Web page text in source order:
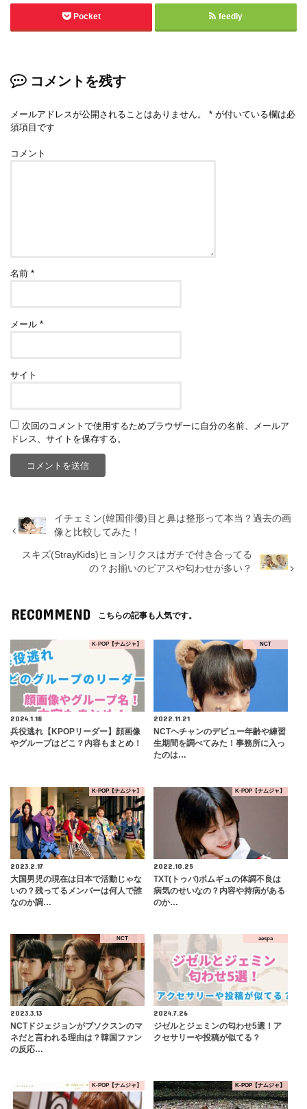
Pocket feedly
コメントを残す
メールアドレスが公開されることはありません。 * が付いている欄は必
須項目です
コメント
名前*
メール*
サイト
次回のコメントで使用するためブラウザーに自分の名前、メールア
ドレス、サイトを保存する。
イチェミン(韓国俳優)目と鼻は整形って本当？過去の画
像と比較してみた！
スキズ(StrayKids)ヒョンリクスはガチで付き合ってる
の？お揃いのピアスや匂わせが多い？
RECOMMEND こちらの記事も人気です。
K-POP【ナムジャ】
2024.1.18
兵役逃れ【KPOPリーダー】顔画像
やグループはどこ？内容もまとめ！
NCT
2022.11.21
NCTヘチャンのデビュー年齢や練習
生期間を調べてみた！事務所に入っ
たのは…
K-POP【ナムジャ】
2023.2.17
大国男児の現在は日本で活動じゃな
いの？残ってるメンバーは何人で誰
なのか調…
K-POP【ナムジャ】
2022.10.25
TXT(トゥバ)ボムギュの体調不良は
病気のせいなの？内容や持病がある
のか…
NCT
2023.3.13
NCTドジェジョンがブソクスンのマ
ネだと言われる理由は？韓国ファン
の反応…
aespa
2024.7.26
ジゼルとジェミンの匂わせ5選！ア
クセサリーや投稿が似てる？
K-POP【ナムジャ】 K-POP【ナムジャ】